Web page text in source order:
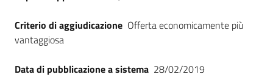
Criterio di aggiudicazione Offerta economicamente più
vantaggiosa
Data di pubblicazione a sistema 28/02/2019